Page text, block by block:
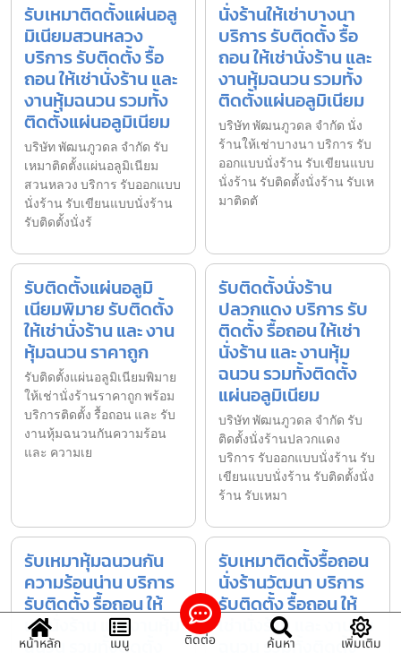
รับเหมาติดตั้งแผ่นอลู
มิเนียมสวนหลวง
บริการ รับติดตั้ง รื้อ
ถอน ให้เช่านั่งร้าน และ
งานหุ้มฉนวน รวมทั้ง
ติดตั้งแผ่นอลูมิเนียม
บริษัท พัฒนภูวดล จำกัด รับ
เหมาติดตั้งแผ่นอลูมิเนียม
สวนหลวง บริการ รับออกแบบ
นั่งร้าน รับเขียนแบบนั่งร้าน
รับติดตั้งนั่งร้
นั่งร้านให้เช่าบางนา
บริการ รับติดตั้ง รื้อ
ถอน ให้เช่านั่งร้าน และ
งานหุ้มฉนวน รวมทั้ง
ติดตั้งแผ่นอลูมิเนียม
บริษัท พัฒนภูวดล จำกัด นั่ง
ร้านให้เช่าบางนา บริการ รับ
ออกแบบนั่งร้าน รับเขียนแบบ
นั่งร้าน รับติดตั้งนั่งร้าน รับเห
มาติดตั
รับติดตั้งแผ่นอลูมิ
เนียมพิมาย รับติดตั้ง
ให้เช่านั่งร้าน และ งาน
หุ้มฉนวน ราคาถูก
รับติดตั้งแผ่นอลูมิเนียมพิมาย
ให้เช่านั่งร้านราคาถูก พร้อม
บริการติดตั้ง รื้อถอน และ รับ
งานหุ้มฉนวนกันความร้อน
และ ความเย
รับติดตั้งนั่งร้าน
ปลวกแดง บริการ รับ
ติดตั้ง รื้อถอน ให้เช่า
นั่งร้าน และ งานหุ้ม
ฉนวน รวมทั้งติดตั้ง
แผ่นอลูมิเนียม
บริษัท พัฒนภูวดล จำกัด รับ
ติดตั้งนั่งร้านปลวกแดง
บริการ รับออกแบบนั่งร้าน รับ
เขียนแบบนั่งร้าน รับติดตั้งนั่ง
ร้าน รับเหมา
รับเหมาหุ้มฉนวนกัน
ความร้อนน่าน บริการ
รับติดตั้ง รื้อถอน ให้
เช่านั่งร้าน และ งานหุ้ม
ฉนวน รวมทั้งติดตั้ง
รับเหมาติดตั้งรื้อถอน
นั่งร้านวัฒนา บริการ
รับติดตั้ง รื้อถอน ให้
เช่านั่งร้าน และ งานหุ้ม
ฉนวน รวมทั้งติดตั้ง
หน้าหลัก เมนู ติดต่อ ค้นหา เพิ่มเติม